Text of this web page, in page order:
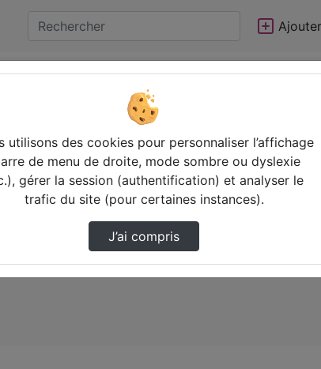
Statistiques de vues
utilisons des cookies pour personnaliser l’affichage
de menu de droite, mode sombre ou dyslexie
gérer la session (authentification) et analyser le
trafic du site (pour certaines instances).
J’ai compris